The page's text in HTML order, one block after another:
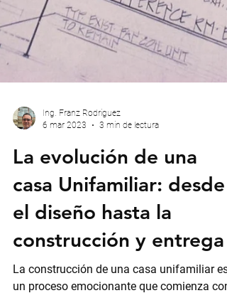
6 mar 2023
3 min de lectura
La evolución de una
casa Unifamiliar: desde
el diseño hasta la
construcción y entrega